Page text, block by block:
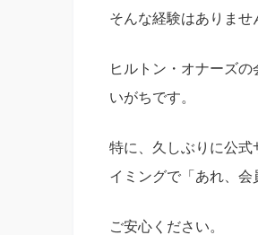
そんな経験はありませ
ヒルトン・オナーズ
いがちです。
特に、久しぶりに公式
イミングで「あれ、会
ご安心ください。